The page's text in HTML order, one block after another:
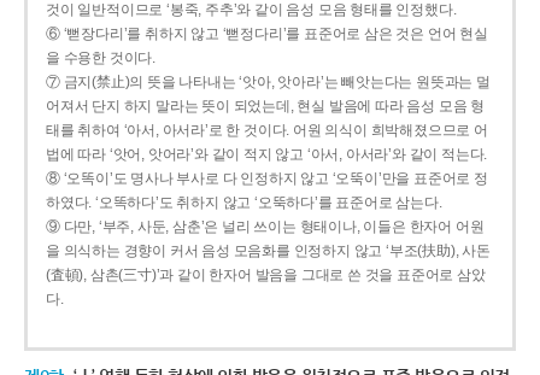
것이 일반적이므로 ‘봉죽, 주추’와 같이 음성 모음 형태를 인정했다.
⑥ ‘뻗장다리’를 취하지 않고 ‘뻗정다리’를 표준어로 삼은 것은 언어 현실
을 수용한 것이다.
⑦ 금지(禁止)의 뜻을 나타내는 ‘앗아, 앗아라’는 빼앗는다는 원뜻과는 멀
어져서 단지 하지 말라는 뜻이 되었는데, 현실 발음에 따라 음성 모음 형
태를 취하여 ‘아서, 아서라’로 한 것이다. 어원 의식이 희박해졌으므로 어
법에 따라 ‘앗어, 앗어라’와 같이 적지 않고 ‘아서, 아서라’와 같이 적는다.
⑧ ‘오똑이’도 명사나 부사로 다 인정하지 않고 ‘오뚝이’만을 표준어로 정
하였다. ‘오똑하다’도 취하지 않고 ‘오뚝하다’를 표준어로 삼는다.
⑨ 다만, ‘부주, 사둔, 삼춘’은 널리 쓰이는 형태이나, 이들은 한자어 어원
을 의식하는 경향이 커서 음성 모음화를 인정하지 않고 ‘부조(扶助), 사돈
(査頓), 삼촌(三寸)’과 같이 한자어 발음을 그대로 쓴 것을 표준어로 삼았
다.